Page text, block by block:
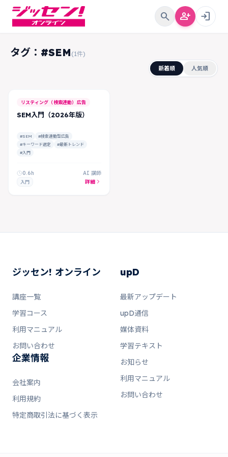
search person_add login
タグ：#SEM (1件)
新着順 人気順
リスティング（検索連動）広告
SEM入門（2026年版）
#SEM
#検索連動型広告
#キーワード選定
#最新トレンド
#入門
0.6h AI 講師
入門 詳細
ジッセン! オンライン
講座一覧
学習コース
利用マニュアル
お問い合わせ
企業情報
会社案内
利用規約
特定商取引法に基づく表示
upD
最新アップデート
upD通信
媒体資料
学習テキスト
お知らせ
利用マニュアル
お問い合わせ